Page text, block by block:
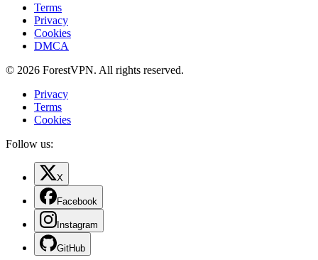
Terms
Privacy
Cookies
DMCA
© 2026 ForestVPN. All rights reserved.
Privacy
Terms
Cookies
Follow us:
X
Facebook
Instagram
GitHub